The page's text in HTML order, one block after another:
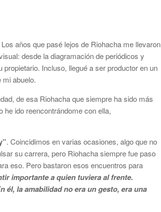
años que pasé lejos de Riohacha me llevaron
desde la diagramación de periódicos y
Incluso, llegué a ser productor en un
mi abuelo.
de esa Riohacha que siempre ha sido más
he ido reencontrándome con ella,
. Coincidimos en varias ocasiones, algo que no
su carrera, pero Riohacha siempre fue paso
eso. Pero bastaron esos encuentros para
importante a quien tuviera al frente.
él, la amabilidad no era un gesto, era una